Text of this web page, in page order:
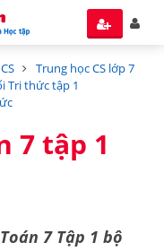
Trung học CS lớp 7
Tri thức tập 1
7 tập 1
7 Tập 1 bộ